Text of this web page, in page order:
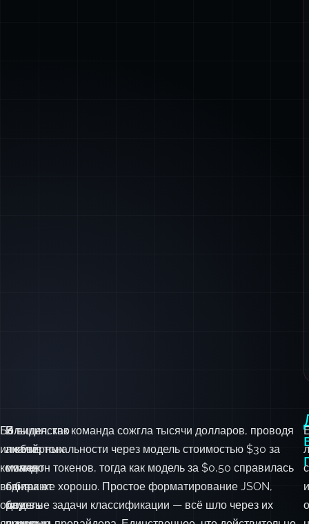
Большинство
инженерных
команд
выбирают
одну
В
любой
момент
одна
модель
Я видел, как команда сожгла тысячи долларов, проводя
анализ тональности через модель стоимостью $30 за
миллион токенов, тогда как модель за $0,50 справилась
бы так же хорошо. Простое форматирование JSON,
базовые задачи классификации — всё шло через их
и